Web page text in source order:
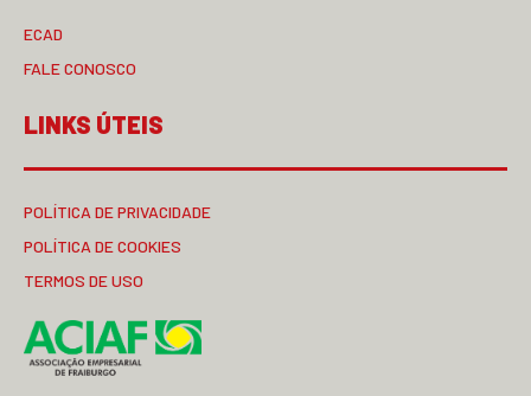
ECAD
FALE CONOSCO
LINKS ÚTEIS
POLÍTICA DE PRIVACIDADE
POLÍTICA DE COOKIES
TERMOS DE USO